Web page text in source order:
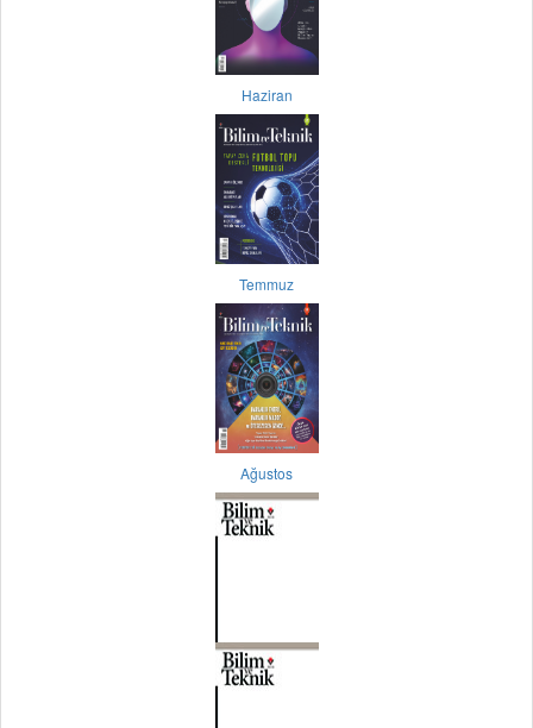
Haziran
Temmuz
Ağustos